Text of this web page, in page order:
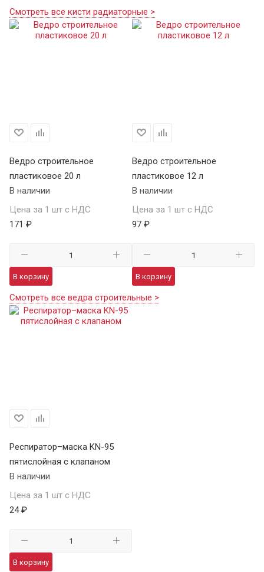
Смотреть все кисти радиаторные >
Ведро строительное
пластиковое 20 л
В наличии
Цена за 1 шт с НДС
171 ₽
В корзину
Ведро строительное
пластиковое 12 л
В наличии
Цена за 1 шт с НДС
97 ₽
В корзину
Смотреть все ведра строительные >
Респиратор–маска KN-95
пятислойная с клапаном
В наличии
Цена за 1 шт с НДС
24 ₽
В корзину